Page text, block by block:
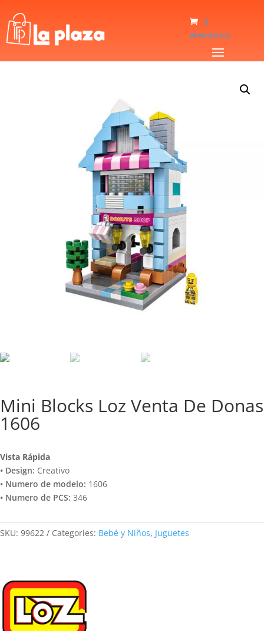
0
elementos
Mini Blocks Loz Venta De Donas 1606
Mini Blocks Loz Venta De Donas
1606
Vista Rápida
• Design: Creativo
• Numero de modelo: 1606
• Numero de PCS: 346
SKU: 99622 Categories: Bebé y Niños, Juguetes